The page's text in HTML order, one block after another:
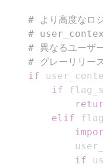
# より高度なロ
# user_context
# 異なるユーザ
# グレーリリー
if
if
elif
if